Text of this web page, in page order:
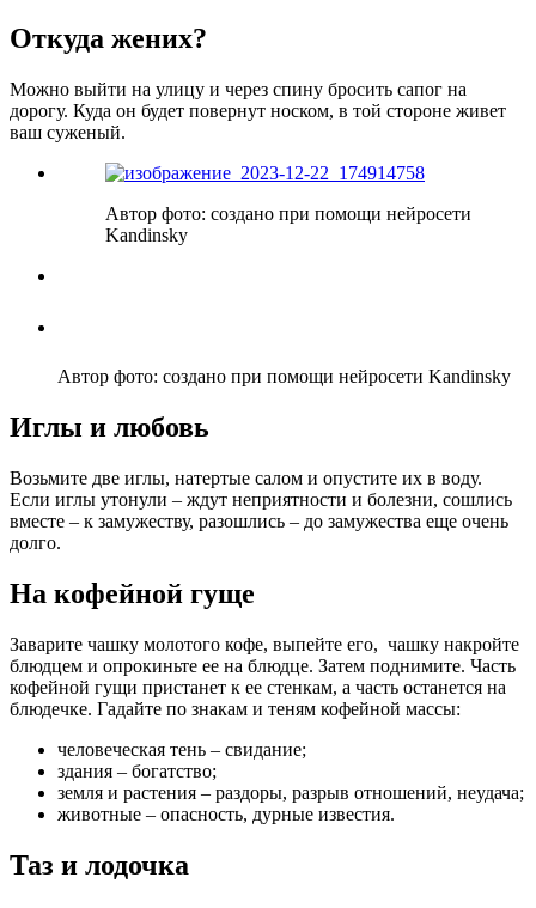
Откуда жених?
Можно выйти на улицу и через спину бросить сапог на
дорогу. Куда он будет повернут носком, в той стороне живет
ваш суженый.
Автор фото: создано при помощи нейросети
Kandinsky
Автор фото: создано при помощи нейросети Kandinsky
Иглы и любовь
Возьмите две иглы, натертые салом и опустите их в воду.
Если иглы утонули – ждут неприятности и болезни, сошлись
вместе – к замужеству, разошлись – до замужества еще очень
долго.
На кофейной гуще
Заварите чашку молотого кофе, выпейте его, чашку накройте
блюдцем и опрокиньте ее на блюдце. Затем поднимите. Часть
кофейной гущи пристанет к ее стенкам, а часть останется на
блюдечке. Гадайте по знакам и теням кофейной массы:
человеческая тень – свидание;
здания – богатство;
земля и растения – раздоры, разрыв отношений, неудача;
животные – опасность, дурные известия.
Таз и лодочка